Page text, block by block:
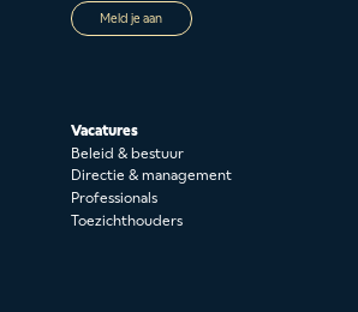
Meld je aan
Vacatures
Beleid & bestuur
Directie & management
Professionals
Toezichthouders